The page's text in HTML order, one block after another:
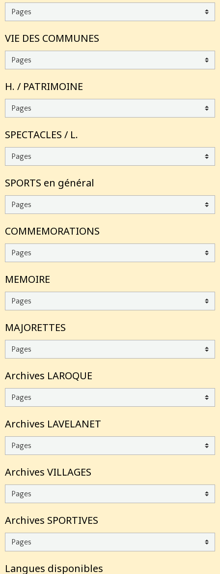
VIE DES COMMUNES
H. / PATRIMOINE
SPECTACLES / L.
SPORTS en général
COMMEMORATIONS
MEMOIRE
MAJORETTES
Archives LAROQUE
Archives LAVELANET
Archives VILLAGES
Archives SPORTIVES
Langues disponibles